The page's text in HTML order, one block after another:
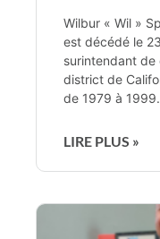
Wilbur « Wil »
est décédé le
surintendant
district de
de 1979 à 1999.
LIRE PLUS »